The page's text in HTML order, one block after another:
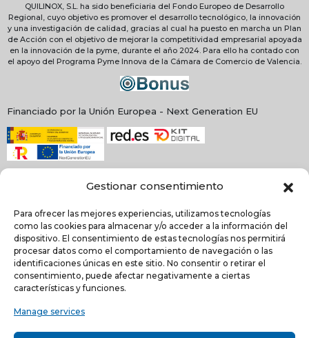
Gestionar consentimiento
Para ofrecer las mejores experiencias, utilizamos tecnologías
como las cookies para almacenar y/o acceder a la información del
dispositivo. El consentimiento de estas tecnologías nos permitirá
procesar datos como el comportamiento de navegación o las
identificaciones únicas en este sitio. No consentir o retirar el
consentimiento, puede afectar negativamente a ciertas
características y funciones.
Manage services
QUILINOX, S.L. ha sido beneficiaria del Fondo Europeo de Desarrollo
Regional, cuyo objetivo es promover el desarrollo tecnológico, la innovación
y una investigación de calidad, gracias al cual ha puesto en marcha un Plan
de Acción con el objetivo de mejorar la competitividad empresarial apoyada
en la innovación de la pyme, durante el año 2024. Para ello ha contado con
el apoyo del Programa Pyme Innova de la Cámara de Comercio de Valencia.
Financiado por la Unión Europea - Next Generation EU
NEWSLETTER
He leído y acepto la política de Privacidad